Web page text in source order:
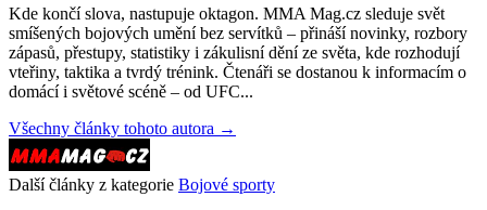
Kde končí slova, nastupuje oktagon. MMA Mag.cz sleduje svět
smíšených bojových umění bez servítků – přináší novinky, rozbory
zápasů, přestupy, statistiky i zákulisní dění ze světa, kde rozhodují
vteřiny, taktika a tvrdý trénink. Čtenáři se dostanou k informacím o
domácí i světové scéně – od UFC...
Všechny články tohoto autora →
Další články z kategorie Bojové sporty